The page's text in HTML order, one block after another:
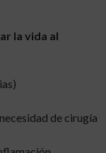
la vida al
de cirugía